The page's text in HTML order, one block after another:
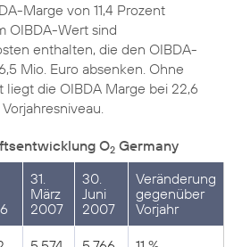
Marge von 11,4 Prozent
OIBDA-Wert sind
enthalten, die den OIBDA-
Mio. Euro absenken. Ohne
die OIBDA Marge bei 22,6
O2 Germany
31.
März
2007
30.
Juni
2007
Veränderung
gegenüber
Vorjahr